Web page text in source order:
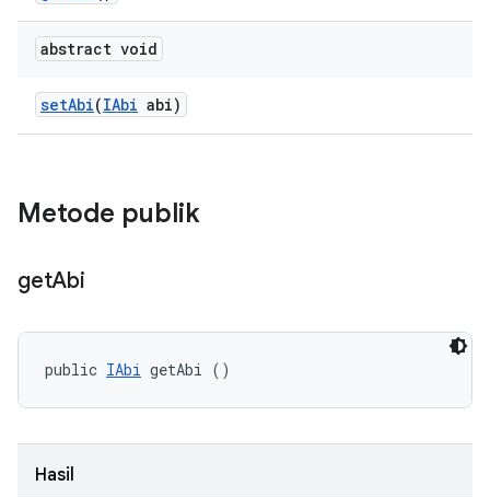
abstract void
setAbi(IAbi abi)
Metode publik
getAbi
public IAbi getAbi ()
Hasil